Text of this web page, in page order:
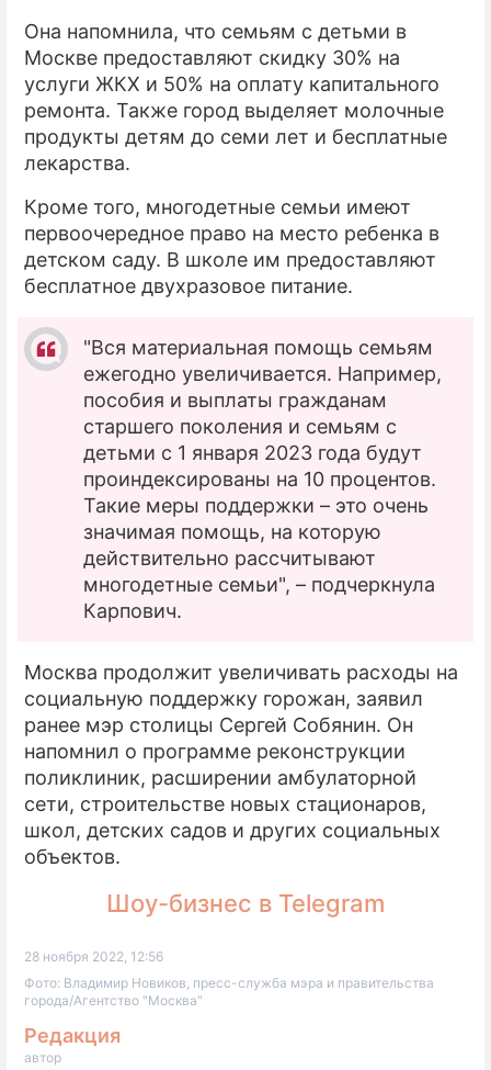
Она напомнила, что семьям с детьми в
Москве предоставляют скидку 30% на
услуги ЖКХ и 50% на оплату капитального
ремонта. Также город выделяет молочные
продукты детям до семи лет и бесплатные
лекарства.
Кроме того, многодетные семьи имеют
первоочередное право на место ребенка в
детском саду. В школе им предоставляют
бесплатное двухразовое питание.
"Вся материальная помощь семьям
ежегодно увеличивается. Например,
пособия и выплаты гражданам
старшего поколения и семьям с
детьми с 1 января 2023 года будут
проиндексированы на 10 процентов.
Такие меры поддержки – это очень
значимая помощь, на которую
действительно рассчитывают
многодетные семьи", – подчеркнула
Карпович.
Москва продолжит увеличивать расходы на
социальную поддержку горожан, заявил
ранее мэр столицы Сергей Собянин. Он
напомнил о программе реконструкции
поликлиник, расширении амбулаторной
сети, строительстве новых стационаров,
школ, детских садов и других социальных
объектов.
Шоу-бизнес в Telegram
28 ноября 2022, 12:56
Фото: Владимир Новиков, пресс-служба мэра и правительства
города/Агентство "Москва"
Редакция
автор